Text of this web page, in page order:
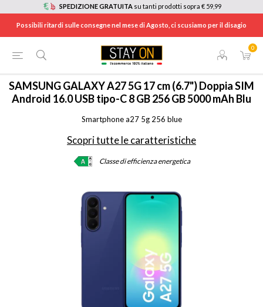
SPEDIZIONE GRATUITA su tanti prodotti sopra € 59,99
Possibili ritardi sulle consegne nel mese di Agosto, ci scusiamo per il disagio
0
TELEFONIA / SMA276256BLU
SAMSUNGGALAXY A27 5G 17 cm (6.7") Doppia SIM
Android 16.0 USB tipo-C 8 GB 256 GB 5000 mAh Blu
Smartphone a27 5g 256 blue
Scopri tutte le caratteristiche
Classe di efficienza energetica